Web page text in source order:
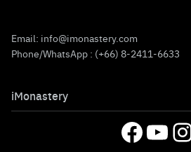
Email: info@imonastery.com
Phone/WhatsApp : (+66) 8-2411-6633
iMonastery
เกี่ยวกับเรา